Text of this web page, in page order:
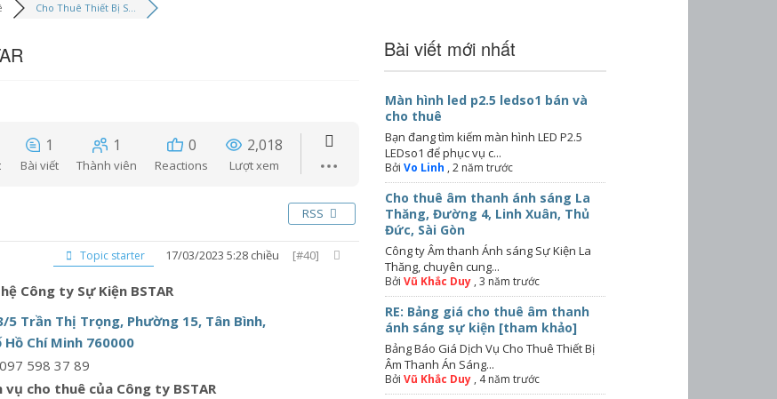
Cho Thuê Thiết Bị S...
1
Bài viết
1
Thành viên
0
Reactions
2,018
Lượt xem
RSS
Topic starter 17/03/2023 5:28 chiều [#40]
Công ty Sự Kiện BSTAR
5 Trần Thị Trọng, Phường 15, Tân Bình,
Hồ Chí Minh 760000
598 37 89
vụ cho thuê của Công ty BSTAR
Bài viết mới nhất
Màn hình led p2.5 ledso1 bán và
cho thuê
Bạn đang tìm kiếm màn hình LED P2.5
LEDso1 để phục vụ c...
BởiVo Linh ,2 năm trước
Cho thuê âm thanh ánh sáng La
Thăng, Đường 4, Linh Xuân, Thủ
Đức, Sài Gòn
Công ty Âm thanh Ánh sáng Sự Kiện La
Thăng, chuyên cung...
BởiVũ Khắc Duy ,3 năm trước
RE: Bảng giá cho thuê âm thanh
ánh sáng sự kiện [tham khảo]
Bảng Báo Giá Dịch Vụ Cho Thuê Thiết Bị
Âm Thanh Án Sáng...
BởiVũ Khắc Duy , 4 năm trước